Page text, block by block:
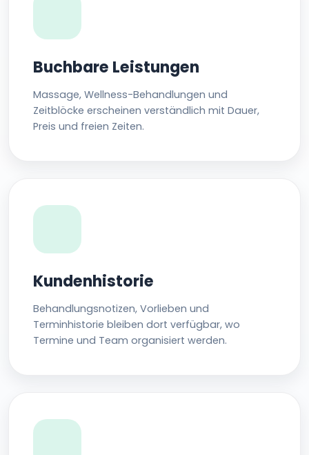
Buchbare Leistungen
Massage, Wellness-Behandlungen und
Zeitblöcke erscheinen verständlich mit Dauer,
Preis und freien Zeiten.
Kundenhistorie
Behandlungsnotizen, Vorlieben und
Terminhistorie bleiben dort verfügbar, wo
Termine und Team organisiert werden.